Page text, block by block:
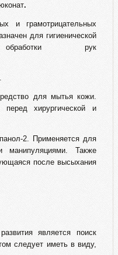
.
и грамотрицательных
для гигиенической
рук
для мытья кожи.
хирургической и
2. Применяется для
Также
после высыхания
является поиск
следует иметь в виду,